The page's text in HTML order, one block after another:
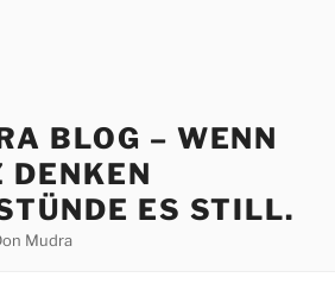
BLOG – WENN
DENKEN
ES STILL.
Mudra